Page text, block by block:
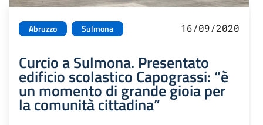
Abruzzo Sulmona 16/09/2020
Curcio a Sulmona. Presentato
edificio scolastico Capograssi: “è
un momento di grande gioia per
la comunità cittadina”